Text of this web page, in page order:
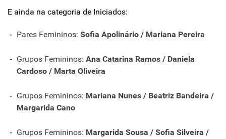
E ainda na categoria de Iniciados:
Pares Femininos: Sofia Apolinário / Mariana Pereira
Grupos Femininos: Ana Catarina Ramos / Daniela
Cardoso / Marta Oliveira
Grupos Femininos: Mariana Nunes / Beatriz Bandeira /
Margarida Cano
Grupos Femininos: Margarida Sousa / Sofia Silveira /